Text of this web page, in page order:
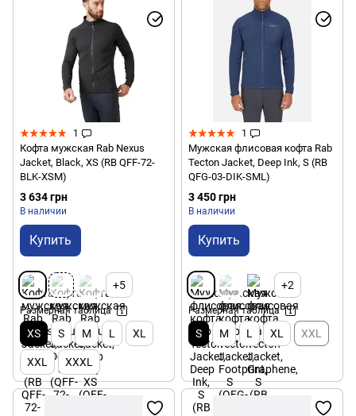
1
Кофта мужская Rab Nexus
Jacket, Black, XS (RB QFF-72-
BLK-XSM)
3 634 грн
В наличии
Купить
+5
Размерная таблица
XS S M L XL
XXL XXXL
1
Мужская флисовая кофта Rab
Tecton Jacket, Deep Ink, S (RB
QFG-03-DIK-SML)
3 450 грн
В наличии
Купить
+2
Размерная таблица
S M L XL XXL